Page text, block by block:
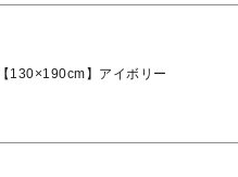
130×190cm】アイボリー